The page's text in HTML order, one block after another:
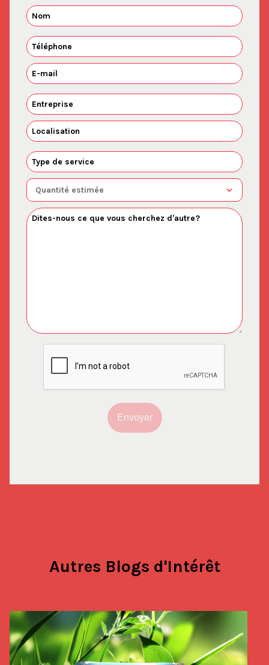
Envoyer
Autres Blogs d'Intérêt